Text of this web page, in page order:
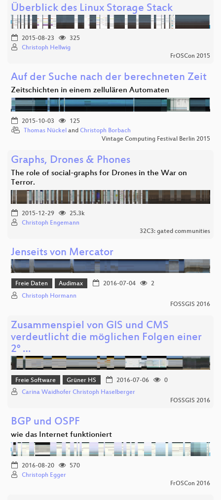
Überblick des Linux Storage Stack
2015-08-23
325
Christoph Hellwig
FrOSCon 2015
Auf der Suche nach der berechneten Zeit
Zeitschichten in einem zellulären Automaten
2015-10-03
125
Thomas Nückel and Christoph Borbach
Vintage Computing Festival Berlin 2015
Graphs, Drones & Phones
The role of social-graphs for Drones in the War on
Terror.
2015-12-29
25.3k
Christoph Engemann
32C3: gated communities
Jenseits von Mercator
Freie Daten Audimax 2016-07-04
2
Christoph Hormann
FOSSGIS 2016
Zusammenspiel von GIS und CMS
verdeutlicht die möglichen Folgen einer
2° …
Freie Software Grüner HS 2016-07-06
0
Carina Waidhofer Christoph Haselberger
FOSSGIS 2016
BGP und OSPF
wie das Internet funktioniert
2016-08-20
570
Christoph Egger
FrOSCon 2016